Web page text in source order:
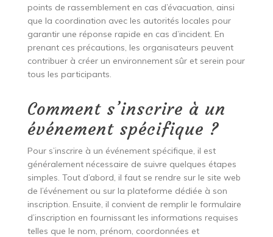
points de rassemblement en cas d’évacuation, ainsi
que la coordination avec les autorités locales pour
garantir une réponse rapide en cas d’incident. En
prenant ces précautions, les organisateurs peuvent
contribuer à créer un environnement sûr et serein pour
tous les participants.
Comment s’inscrire à un
événement spécifique ?
Pour s’inscrire à un événement spécifique, il est
généralement nécessaire de suivre quelques étapes
simples. Tout d’abord, il faut se rendre sur le site web
de l’événement ou sur la plateforme dédiée à son
inscription. Ensuite, il convient de remplir le formulaire
d’inscription en fournissant les informations requises
telles que le nom, prénom, coordonnées et